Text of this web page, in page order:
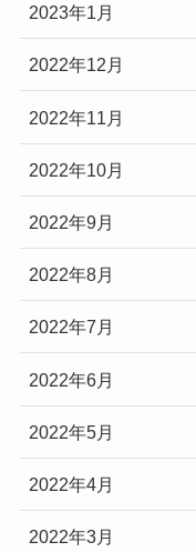
2023年1月
2022年12月
2022年11月
2022年10月
2022年9月
2022年8月
2022年7月
2022年6月
2022年5月
2022年4月
2022年3月